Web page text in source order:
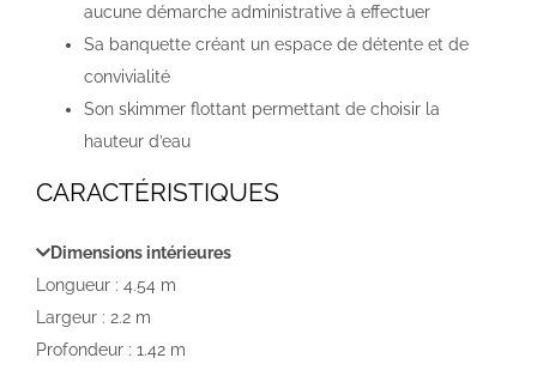
aucune démarche administrative à effectuer
Sa banquette créant un espace de détente et de
convivialité
Son skimmer flottant permettant de choisir la
hauteur d’eau
CARACTÉRISTIQUES
Dimensions intérieures
Longueur : 4.54 m
Largeur : 2.2 m
Profondeur : 1.42 m